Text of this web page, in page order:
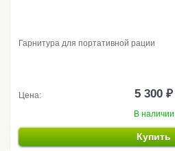
Гарнитура для портативной рации
Цена: 5 300 ₽
В наличии
Купить